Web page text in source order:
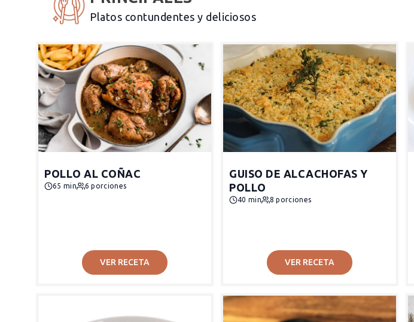
Platos contundentes y deliciosos
POLLO AL COÑAC
65 min 6 porciones
VER RECETA
GUISO DE ALCACHOFAS Y
POLLO
40 min 8 porciones
VER RECETA